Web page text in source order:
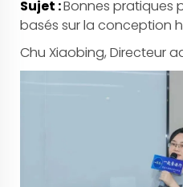
Sujet :Bonnes pratiques
basés sur la conception
Chu Xiaobing, Directeur